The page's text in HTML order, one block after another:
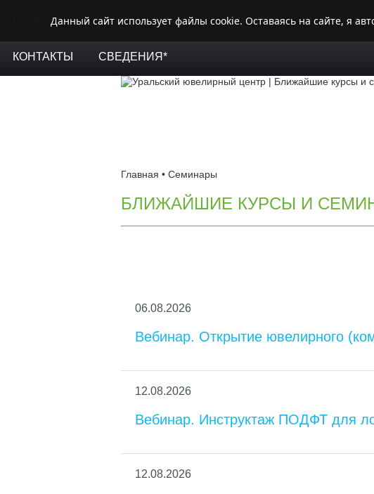
ГЛАВНАЯ ПЕРЕПОДГОТОВКА РОЗНИЦА ЛОМБАРД
КОНТАКТЫ СВЕДЕНИЯ*
Главная • Семинары
БЛИЖАЙШИЕ КУРСЫ И
06.08.2026
Вебинар. Открытие ювелирного
12.08.2026
Вебинар. Инструктаж ПОДФТ для
12.08.2026
Данный сайт использует файлы cookie. Оставаясь на сайте, я